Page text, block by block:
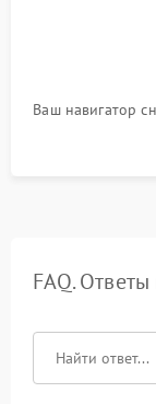
Ваш навигатор
FAQ.